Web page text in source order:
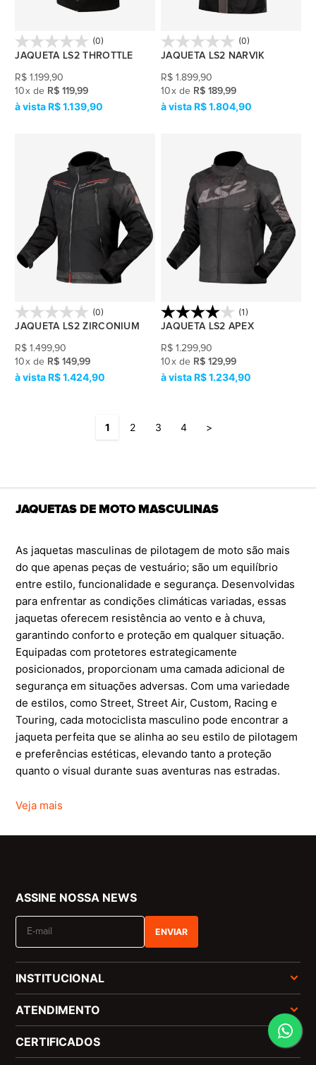
(0)
JAQUETA LS2 THROTTLE
R$ 1.199,90
10x de R$ 119,99
R$ 1.139,90
(0)
JAQUETA LS2 NARVIK
R$ 1.899,90
10x de R$ 189,99
R$ 1.804,90
(0)
JAQUETA LS2 ZIRCONIUM
R$ 1.499,90
10x de R$ 149,99
R$ 1.424,90
(1)
JAQUETA LS2 APEX
R$ 1.299,90
10x de R$ 129,99
R$ 1.234,90
1 2 3 4 >
JAQUETAS DE MOTO MASCULINAS
As jaquetas masculinas de pilotagem de moto são mais
do que apenas peças de vestuário; são um equilíbrio
entre estilo, funcionalidade e segurança. Desenvolvidas
para enfrentar as condições climáticas variadas, essas
jaquetas oferecem resistência ao vento e à chuva,
garantindo conforto e proteção em qualquer situação.
Equipadas com protetores estrategicamente
posicionados, proporcionam uma camada adicional de
segurança em situações adversas. Com uma variedade
de estilos, como Street, Street Air, Custom, Racing e
Touring, cada motociclista masculino pode encontrar a
jaqueta perfeita que se alinha ao seu estilo de pilotagem
e preferências estéticas, elevando tanto a proteção
quanto o visual durante suas aventuras nas estradas.
Veja mais
ASSINE NOSSA NEWS
ENVIAR
INSTITUCIONAL
ATENDIMENTO
CERTIFICADOS